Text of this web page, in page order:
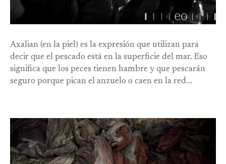
Axalian (en la piel) es la expresión que utilizan para
decir que el pescado está en la superficie del mar. Eso
significa que los peces tienen hambre y que pescarán
seguro porque pican el anzuelo o caen en la red…